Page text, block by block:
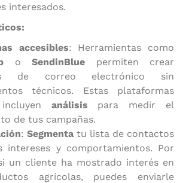
interesados.
accesibles: Herramientas como
o SendinBlue permiten crear
de correo electrónico sin
técnicos. Estas plataformas
análisis para medir el
de tus campañas.
: Segmenta tu lista de contactos
intereses y comportamientos. Por
un cliente ha mostrado interés en
agrícolas, puedes enviarle